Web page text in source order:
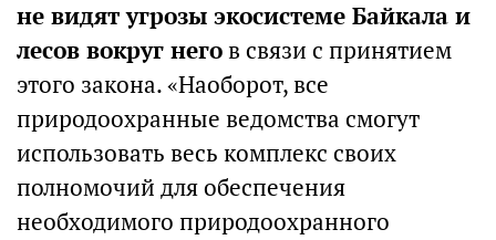
не видят угрозы экосистеме Байкала и
лесов вокруг негов связи с принятием
этого закона. «Наоборот, все
природоохранные ведомства смогут
использовать весь комплекс своих
полномочий для обеспечения
необходимого природоохранного